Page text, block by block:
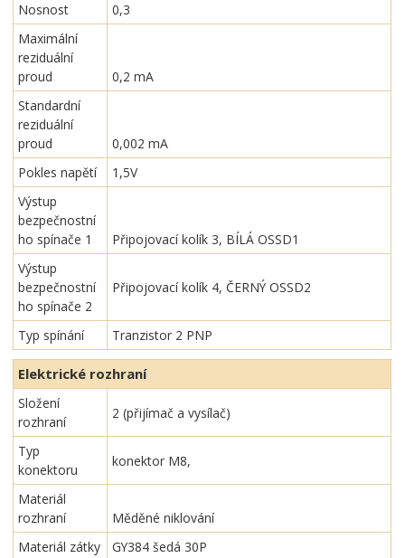
Nosnost
0,3
Maximální
reziduální
proud
0,2 mA
Standardní
reziduální
proud
0,002 mA
Pokles napětí
1,5V
Výstup
bezpečnostní
ho spínače 1
Připojovací kolík 3, BÍLÁ OSSD1
Výstup
bezpečnostní
ho spínače 2
Připojovací kolík 4, ČERNÝ OSSD2
Typ spínání Tranzistor 2 PNP
Elektrické rozhraní
Složení
rozhraní
2 (přijímač a vysílač)
Typ
konektoru
konektor M8,
Materiál
rozhraní
Měděné niklování
Materiál zátky
GY384 šedá 30P